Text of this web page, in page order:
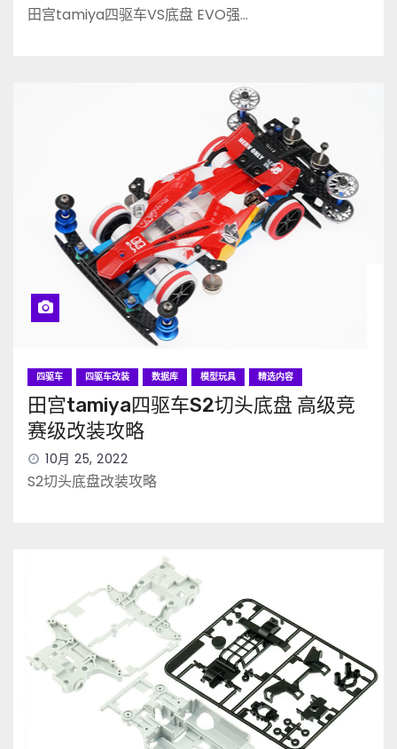
田宫tamiya四驱车VS底盘 EVO强…
四驱车 四驱车改装 数据库 模型玩具 精选内容
田宫tamiya四驱车S2切头底盘 高级竞
赛级改装攻略
10月 25, 2022
S2切头底盘改装攻略